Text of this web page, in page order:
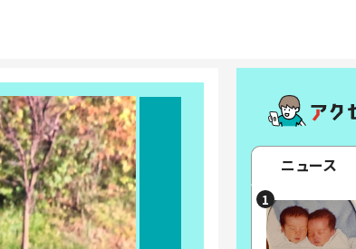
ニュース